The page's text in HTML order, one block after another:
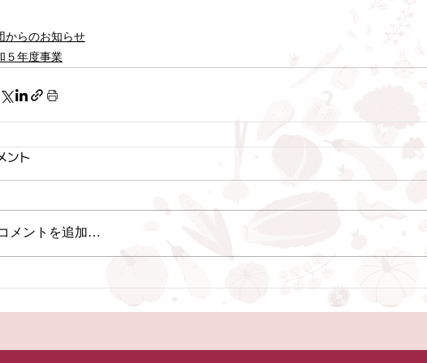
からのお知らせ
５年度事業
ント
メントを追加…